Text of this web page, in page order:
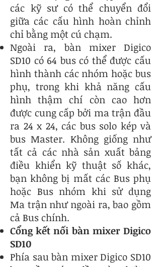
các kỹ sư có thể chuyển đổi
giữa các cấu hình hoàn chỉnh
chỉ bằng một cú chạm.
Ngoài ra, bàn mixer Digico
SD10 có 64 bus có thể được cấu
hình thành các nhóm hoặc bus
phụ, trong khi khả năng cấu
hình thậm chí còn cao hơn
được cung cấp bởi ma trận đầu
ra 24 x 24, các bus solo kép và
bus Master. Không giống như
tất cả các nhà sản xuất bảng
điều khiển kỹ thuật số khác,
bạn không bị mất các Bus phụ
hoặc Bus nhóm khi sử dụng
Ma trận như ngoài ra, bao gồm
cả Bus chính.
Cổng kết nối bàn mixer Digico
SD10
Phía sau bàn mixer Digico SD10